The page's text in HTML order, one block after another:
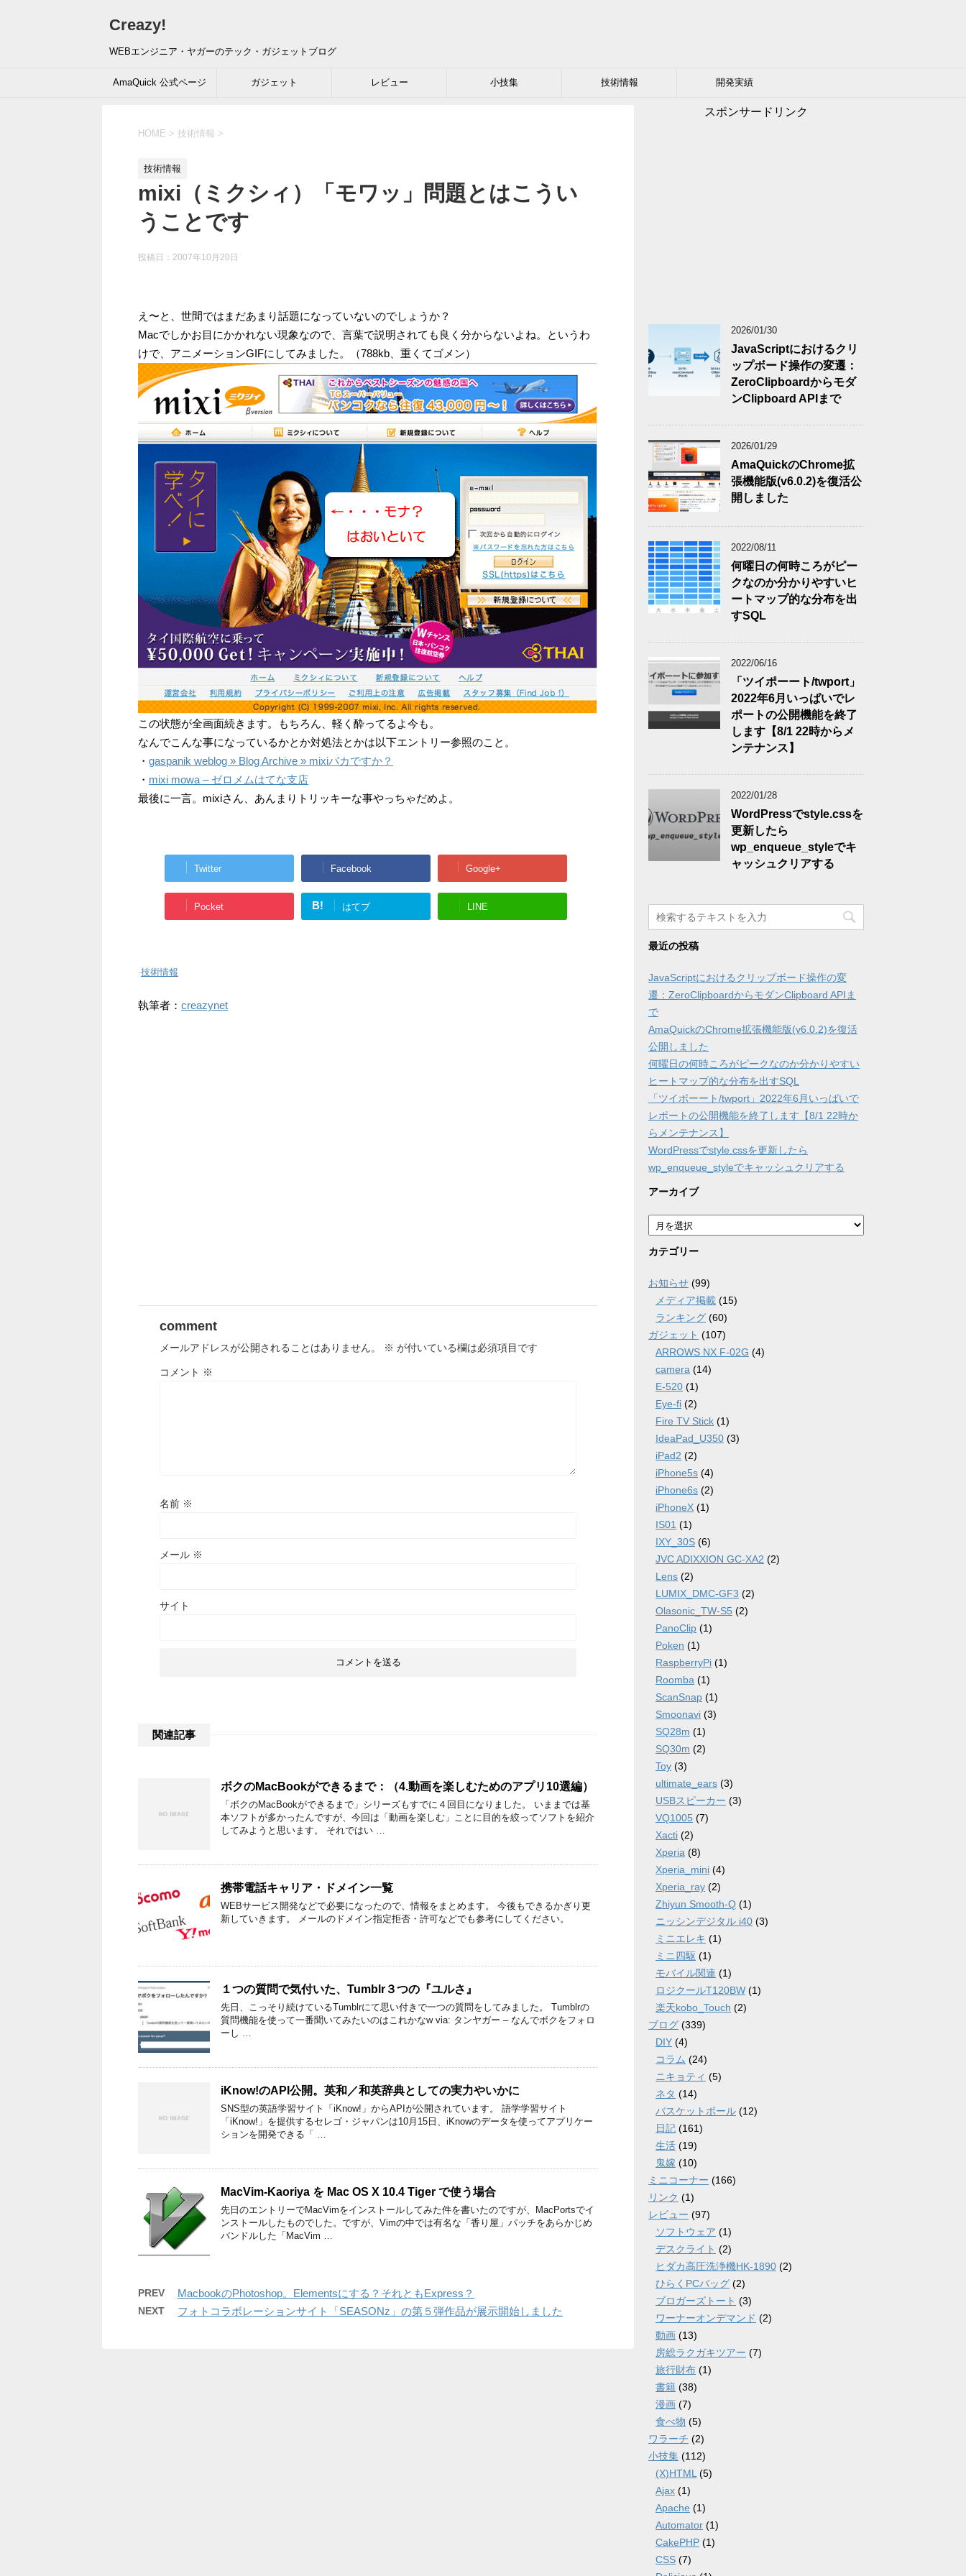
Creazy!
WEBエンジニア・ヤガーのテック・ガジェットブログ
AmaQuick 公式ページ ガジェット レビュー 小技集 技術情報 開発実績
HOME > 技術情報 >
技術情報
mixi（ミクシィ）「モワッ」問題とはこうい
うことです
投稿日： 2007年10月20日
え〜と、世間ではまだあまり話題になっていないのでしょうか？
Macでしかお目にかかれない現象なので、言葉で説明されても良く分からないよね。というわ
けで、アニメーションGIFにしてみました。（788kb、重くてゴメン）
この状態が全画面続きます。もちろん、軽く酔ってるよ今も。
なんでこんな事になっているかとか対処法とかは以下エントリー参照のこと。
・ gaspanik weblog » Blog Archive » mixiバカですか？
・ mixi mowa – ゼロメムはてな支店
最後に一言。mixiさん、あんまりトリッキーな事やっちゃだめよ。
Twitter Facebook Google+
Pocket B! はてブ LINE
-技術情報
執筆者： creazynet
comment
メールアドレスが公開されることはありません。 ※ が付いている欄は必須項目です
コメント ※
名前 ※
メール ※
サイト
関連記事
ボクのMacBookができるまで：（4.動画を楽しむためのアプリ10選編）
「ボクのMacBookができるまで」シリーズもすでに４回目になりました。 いままでは基
本ソフトが多かったんですが、今回は「動画を楽しむ」ことに目的を絞ってソフトを紹介
してみようと思います。 それではい …
携帯電話キャリア・ドメイン一覧
WEBサービス開発などで必要になったので、情報をまとめます。 今後もできるかぎり更
新していきます。 メールのドメイン指定拒否・許可などでも参考にしてください。
１つの質問で気付いた、Tumblr３つの『ユルさ』
先日、こっそり続けているTumblrにて思い付きで一つの質問をしてみました。 Tumblrの
質問機能を使って一番聞いてみたいのはこれかなw via: タンヤガー – なんでボクをフォロ
ーし …
iKnow!のAPI公開。英和／和英辞典としての実力やいかに
SNS型の英語学習サイト「iKnow!」からAPIが公開されています。 語学学習サイト
「iKnow!」を提供するセレゴ・ジャパンは10月15日、iKnowのデータを使ってアプリケー
ションを開発できる「 …
MacVim-Kaoriya を Mac OS X 10.4 Tiger で使う場合
先日のエントリーでMacVimをインストールしてみた件を書いたのですが、MacPortsでイ
ンストールしたものでした。ですが、Vimの中では有名な「香り屋」パッチをあらかじめ
バンドルした「MacVim …
PREV MacbookのPhotoshop。Elementsにする？それともExpress？
NEXT フォトコラボレーションサイト「SEASONz」の第５弾作品が展示開始しました
スポンサードリンク
2026/01/30
JavaScriptにおけるクリ
ップボード操作の変遷：
ZeroClipboardからモダ
ンClipboard APIまで
2026/01/29
AmaQuickのChrome拡
張機能版(v6.0.2)を復活公
開しました
2022/08/11
何曜日の何時ころがピー
クなのか分かりやすいヒ
ートマップ的な分布を出
すSQL
2022/06/16
「ツイポーート/twport」
2022年6月いっぱいでレ
ポートの公開機能を終了
します【8/1 22時からメ
ンテナンス】
2022/01/28
WordPressでstyle.cssを
更新したら
wp_enqueue_styleでキ
ャッシュクリアする
最近の投稿
JavaScriptにおけるクリップボード操作の変
遷：ZeroClipboardからモダンClipboard APIま
で
AmaQuickのChrome拡張機能版(v6.0.2)を復活
公開しました
何曜日の何時ころがピークなのか分かりやすい
ヒートマップ的な分布を出すSQL
「ツイポーート/twport」2022年6月いっぱいで
レポートの公開機能を終了します【8/1 22時か
らメンテナンス】
WordPressでstyle.cssを更新したら
wp_enqueue_styleでキャッシュクリアする
アーカイブ
ア
ー
カ
ブ
カテゴリー
お知らせ (99)
メディア掲載 (15)
ランキング (60)
ガジェット (107)
ARROWS NX F-02G (4)
camera (14)
E-520 (1)
Eye-fi (2)
Fire TV Stick (1)
IdeaPad_U350 (3)
iPad2 (2)
iPhone5s (4)
iPhone6s (2)
iPhoneX (1)
IS01 (1)
IXY_30S (6)
JVC ADIXXION GC-XA2 (2)
Lens (2)
LUMIX_DMC-GF3 (2)
Olasonic_TW-S5 (2)
PanoClip (1)
Poken (1)
RaspberryPi (1)
Roomba (1)
ScanSnap (1)
Smoonavi (3)
SQ28m (1)
SQ30m (2)
Toy (3)
ultimate_ears (3)
USBスピーカー (3)
VQ1005 (7)
Xacti (2)
Xperia (8)
Xperia_mini (4)
Xperia_ray (2)
Zhiyun Smooth-Q (1)
ニッシンデジタル i40 (3)
ミニエレキ (1)
ミニ四駆 (1)
モバイル関連 (1)
ロジクールT120BW (1)
楽天kobo_Touch (2)
ブログ (339)
DIY (4)
コラム (24)
ニキョティ (5)
ネタ (14)
バスケットボール (12)
日記 (161)
生活 (19)
鬼嫁 (10)
ミニコーナー (166)
リンク (1)
レビュー (97)
ソフトウェア (1)
デスクライト (2)
ヒダカ高圧洗浄機HK-1890 (2)
ひらくPCバッグ (2)
ブロガーズトート (3)
ワーナーオンデマンド (2)
動画 (13)
房総ラクガキツアー (7)
旅行財布 (1)
書籍 (38)
漫画 (7)
食べ物 (5)
ワラーチ (2)
小技集 (112)
(X)HTML (5)
Ajax (1)
Apache (1)
Automator (1)
CakePHP (1)
CSS (7)